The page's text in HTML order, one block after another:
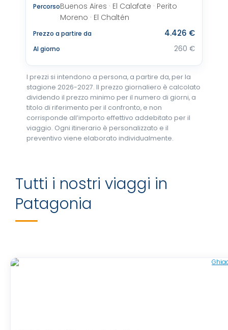
PercorsoBuenos Aires · El Calafate · Perito
Moreno · El Chaltén
Prezzo a partire da 4.426 €
Al giorno 260 €
I prezzi si intendono a persona, a partire da, per la
stagione 2026-2027. Il prezzo giornaliero è calcolato
dividendo il prezzo minimo per il numero di giorni, a
titolo di riferimento per il confronto, e non
corrisponde all’importo effettivo addebitato per il
viaggio. Ogni itinerario è personalizzato e il
preventivo viene elaborato individualmente.
Tutti i nostri viaggi in
Patagonia